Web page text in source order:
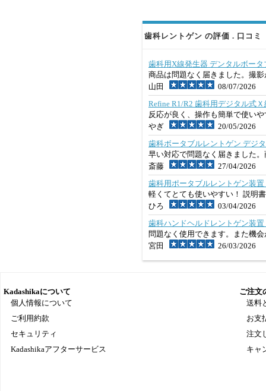
歯科レントゲン の評価 . 口コミ
歯科用X線発生器 デンタルボー
商品は問題なく届きました。撮
山田
08/07/2026
Refine R1/R2 歯科用デジタル式
反応が良く、操作も簡単で使い
やぎ
20/05/2026
歯科ボータブルレントゲン デジ
早い対応で問題なく届きました
斎藤
27/04/2026
歯科用ポータブルレントゲン装
軽くてとても使いやすい！ 説明
ひろ
03/04/2026
歯科ハンドヘルドレントゲン装
問題なく使用できます。また機
宮田
26/03/2026
Kadashikaについて
個人情報について
ご利用約款
セキュリティ
Kadashikaアフターサービス
ご注文
送料
お支
注文
キャ